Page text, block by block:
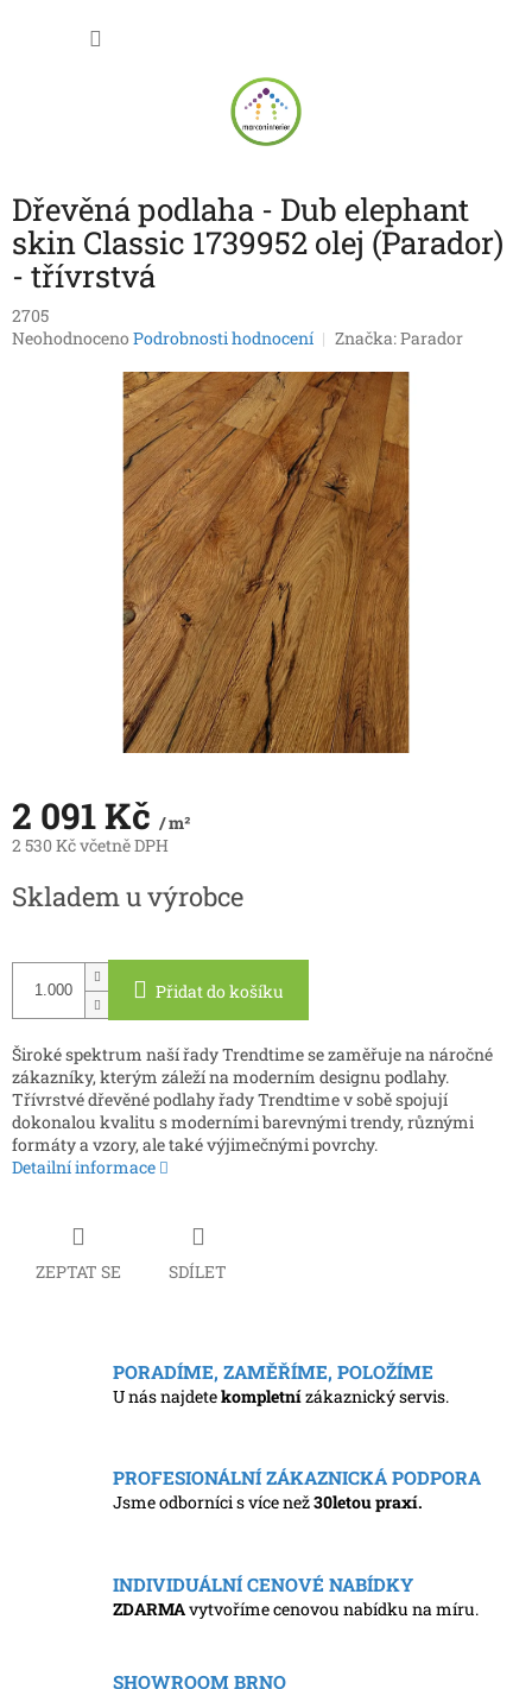
Dřevěná podlaha - Dub elephant
skin Classic 1739952 olej (Parador)
- třívrstvá
2705
Průměrné
Neohodnoceno Podrobnosti hodnocení Značka:Parador
2 091 Kč / m²
2 530 Kč včetně DPH
cena:
Skladem u výrobce
Přidat do košíku
Široké spektrum naší řady Trendtime se zaměřuje na náročné
zákazníky, kterým záleží na moderním designu podlahy.
Třívrstvé dřevěné podlahy řady Trendtime v sobě spojují
dokonalou kvalitu s moderními barevnými trendy, různými
formáty a vzory, ale také výjimečnými povrchy.
Detailní informace
ZEPTAT SE SDÍLET
PORADÍME, ZAMĚŘÍME, POLOŽÍME
U nás najdetekompletnízákaznický servis.
PROFESIONÁLNÍ ZÁKAZNICKÁ PODPORA
Jsme odborníci s více než30letou praxí.
INDIVIDUÁLNÍ CENOVÉ NABÍDKY
ZDARMAvytvoříme cenovou nabídku na míru.
SHOWROOM BRNO